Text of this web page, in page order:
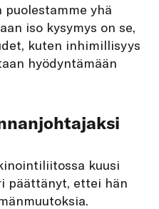
yhä
iso kysymys on se,
kuten inhimillisyys
hyödyntämään
kuusi
päättänyt, ettei hän